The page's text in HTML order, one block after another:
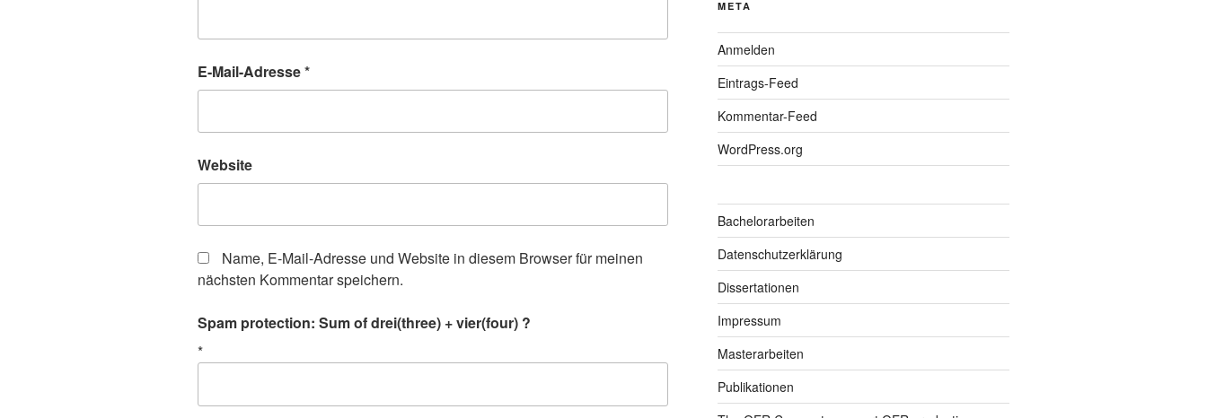
E-Mail-Adresse*
Website
Name, E-Mail-Adresse und Website in diesem Browser für meinen
nächsten Kommentar speichern.
Spam protection: Sum of drei(three) + vier(four) ?
*
META
Anmelden
Eintrags-Feed
Kommentar-Feed
WordPress.org
Bachelorarbeiten
Datenschutzerklärung
Dissertationen
Impressum
Masterarbeiten
Publikationen